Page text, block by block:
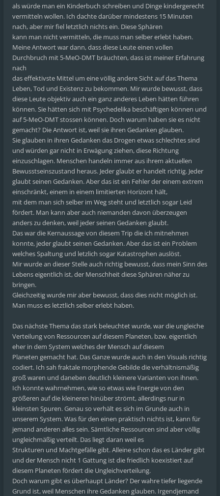
als würde man ein Kinderbuch schreiben und Dinge kindergerecht
vermitteln wollen. Ich dachte darüber mindestens 15 Minuten
nach, aber mir fiel letztlich nichts ein. Diese Sphären
kann man nicht vermitteln, die muss man selber erlebt haben.
Meine Antwort war dann, dass diese Leute einen vollen
Durchbruch mit 5-MeO-DMT bräuchten, dass ist meiner Erfahrung
nach
das effektivste Mittel um eine völlig andere Sicht auf das Thema
Leben, Tod und Existenz zu bekommen. Mir wurde bewusst, dass
diese Leute objektiv auch ein ganz anderes Leben hätten führen
können. Sie hätten sich mit Psychedelika beschäftigen können und
auf 5-MeO-DMT stossen können. Doch warum haben sie es nicht
gemacht? Die Antwort ist, weil sie ihren Gedanken glauben.
Sie glauben in ihren Gedanken das Drogen etwas schlechtes sind
und würden gar nicht in Erwägung ziehen, diese Richtung
einzuschlagen. Menschen handeln immer aus ihrem aktuellen
Bewusstseinszustand heraus. Jeder glaubt er handelt richtig. Jeder
glaubt seinen Gedanken. Aber das ist ein Fehler der einem extrem
einschränkt, einem in einem limitierten Horizont hält,
mit dem man sich selber im Weg steht und letztlich sogar Leid
fördert. Man kann aber auch niemanden davon überzeugen
anders zu denken, weil jeder seinen Gedanken glaubt.
Das war die Kernaussage von diesem Trip die ich mitnehmen
konnte, jeder glaubt seinen Gedanken. Aber das ist ein Problem
welches Spaltung und letzlich sogar Katastrophen auslöst.
Mir wurde an dieser Stelle auch richtig bewusst, dass mein Sinn des
Lebens eigentlich ist, der Menschheit diese Sphären näher zu
bringen.
Gleichzeitig wurde mir aber bewusst, dass dies nicht möglich ist.
Man muss es letztlich selber erlebt haben.
Das nächste Thema das stark beleuchtet wurde, war die ungleiche
Verteilung von Ressourcen auf diesem Planeten, bzw. eigentlich
eher in dem System welches der Mensch auf diesem
Planeten gemacht hat. Das Ganze wurde auch in den Visuals richtig
codiert. Ich sah fraktale morphende Gebilde die verhältnismäßig
groß waren und daneben deutlich kleinere Varianten von ihnen.
Ich konnte wahrnehmen, wie so etwas wie Energie von den
größeren auf die kleineren hinüber strömt, allerdings nur in
kleinsten Spuren. Genau so verhält es sich im Grunde auch in
unserem System. Was für den einen praktisch nichts ist, kann für
jemand anderen alles sein. Sämtliche Ressourcen sind aber völlig
ungleichmäßig verteilt. Das liegt daran weil es
Strukturen und Machtgefälle gibt. Alleine schon das es Länder gibt
und der Mensch nicht 1 Gattung ist die friedlich koexistiert auf
diesem Planeten fördert die Ungleichverteilung.
Doch warum gibt es überhaupt Länder? Der wahre tiefer liegende
Grund ist, weil Menschen ihre Gedanken glauben. Irgendjemand